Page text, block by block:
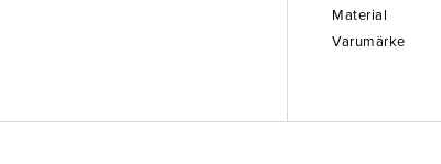
Material
Varumärke